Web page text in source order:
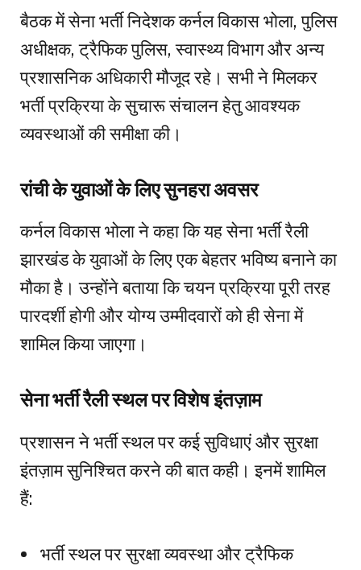
बैठक में सेना भर्ती निदेशक कर्नल विकास भोला, पुलिस
अधीक्षक, ट्रैफिक पुलिस, स्वास्थ्य विभाग और अन्य
प्रशासनिक अधिकारी मौजूद रहे। सभी ने मिलकर
भर्ती प्रक्रिया के सुचारू संचालन हेतु आवश्यक
व्यवस्थाओं की समीक्षा की।
रांची के युवाओं के लिए सुनहरा अवसर
कर्नल विकास भोला ने कहा कि यह सेना भर्ती रैली
झारखंड के युवाओं के लिए एक बेहतर भविष्य बनाने का
मौका है। उन्होंने बताया कि चयन प्रक्रिया पूरी तरह
पारदर्शी होगी और योग्य उम्मीदवारों को ही सेना में
शामिल किया जाएगा।
सेना भर्ती रैली स्थल पर विशेष इंतज़ाम
प्रशासन ने भर्ती स्थल पर कई सुविधाएं और सुरक्षा
इंतज़ाम सुनिश्चित करने की बात कही। इनमें शामिल
हैं:
भर्ती स्थल पर सुरक्षा व्यवस्था और ट्रैफिक